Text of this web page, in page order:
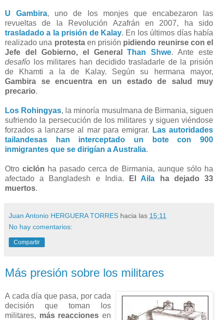
U Gambira, uno de los monjes que encabezaron las
revueltas de la Revolución Azafrán en 2007, ha sido
trasladado a la prisión de Kalay. En los últimos días había
realizado una protesta en prisión pidiendo reunirse con el
Jefe del Gobierno, el GeneralThan Shwe. Ante este
desafío los militares han decidido trasladarle de la prisión
de Khamti a la de Kalay. Según su hermana mayor,
Gambira se encuentra en un estado de salud muy
precario.
Los Rohingyas, la minoría musulmana de Birmania, siguen
sufriendo la persecución de los militares y siguen viéndose
forzados a lanzarse al mar para emigrar. Las autoridades
tailandesas han interceptado un bote con 900
inmigrantes que se dirigían a Australia.
Otro ciclón ha pasado cerca de Birmania, aunque sólo ha
afectado a Bangladesh e India.
El Aila ha dejado 33
muertos.
Juan Antonio HERGUERA TORRES hacia las 15:11
No hay comentarios:
Compartir
Más presión sobre los militares
A cada día que pasa, por cada
decisión que toman los
militares, más reaccionesen